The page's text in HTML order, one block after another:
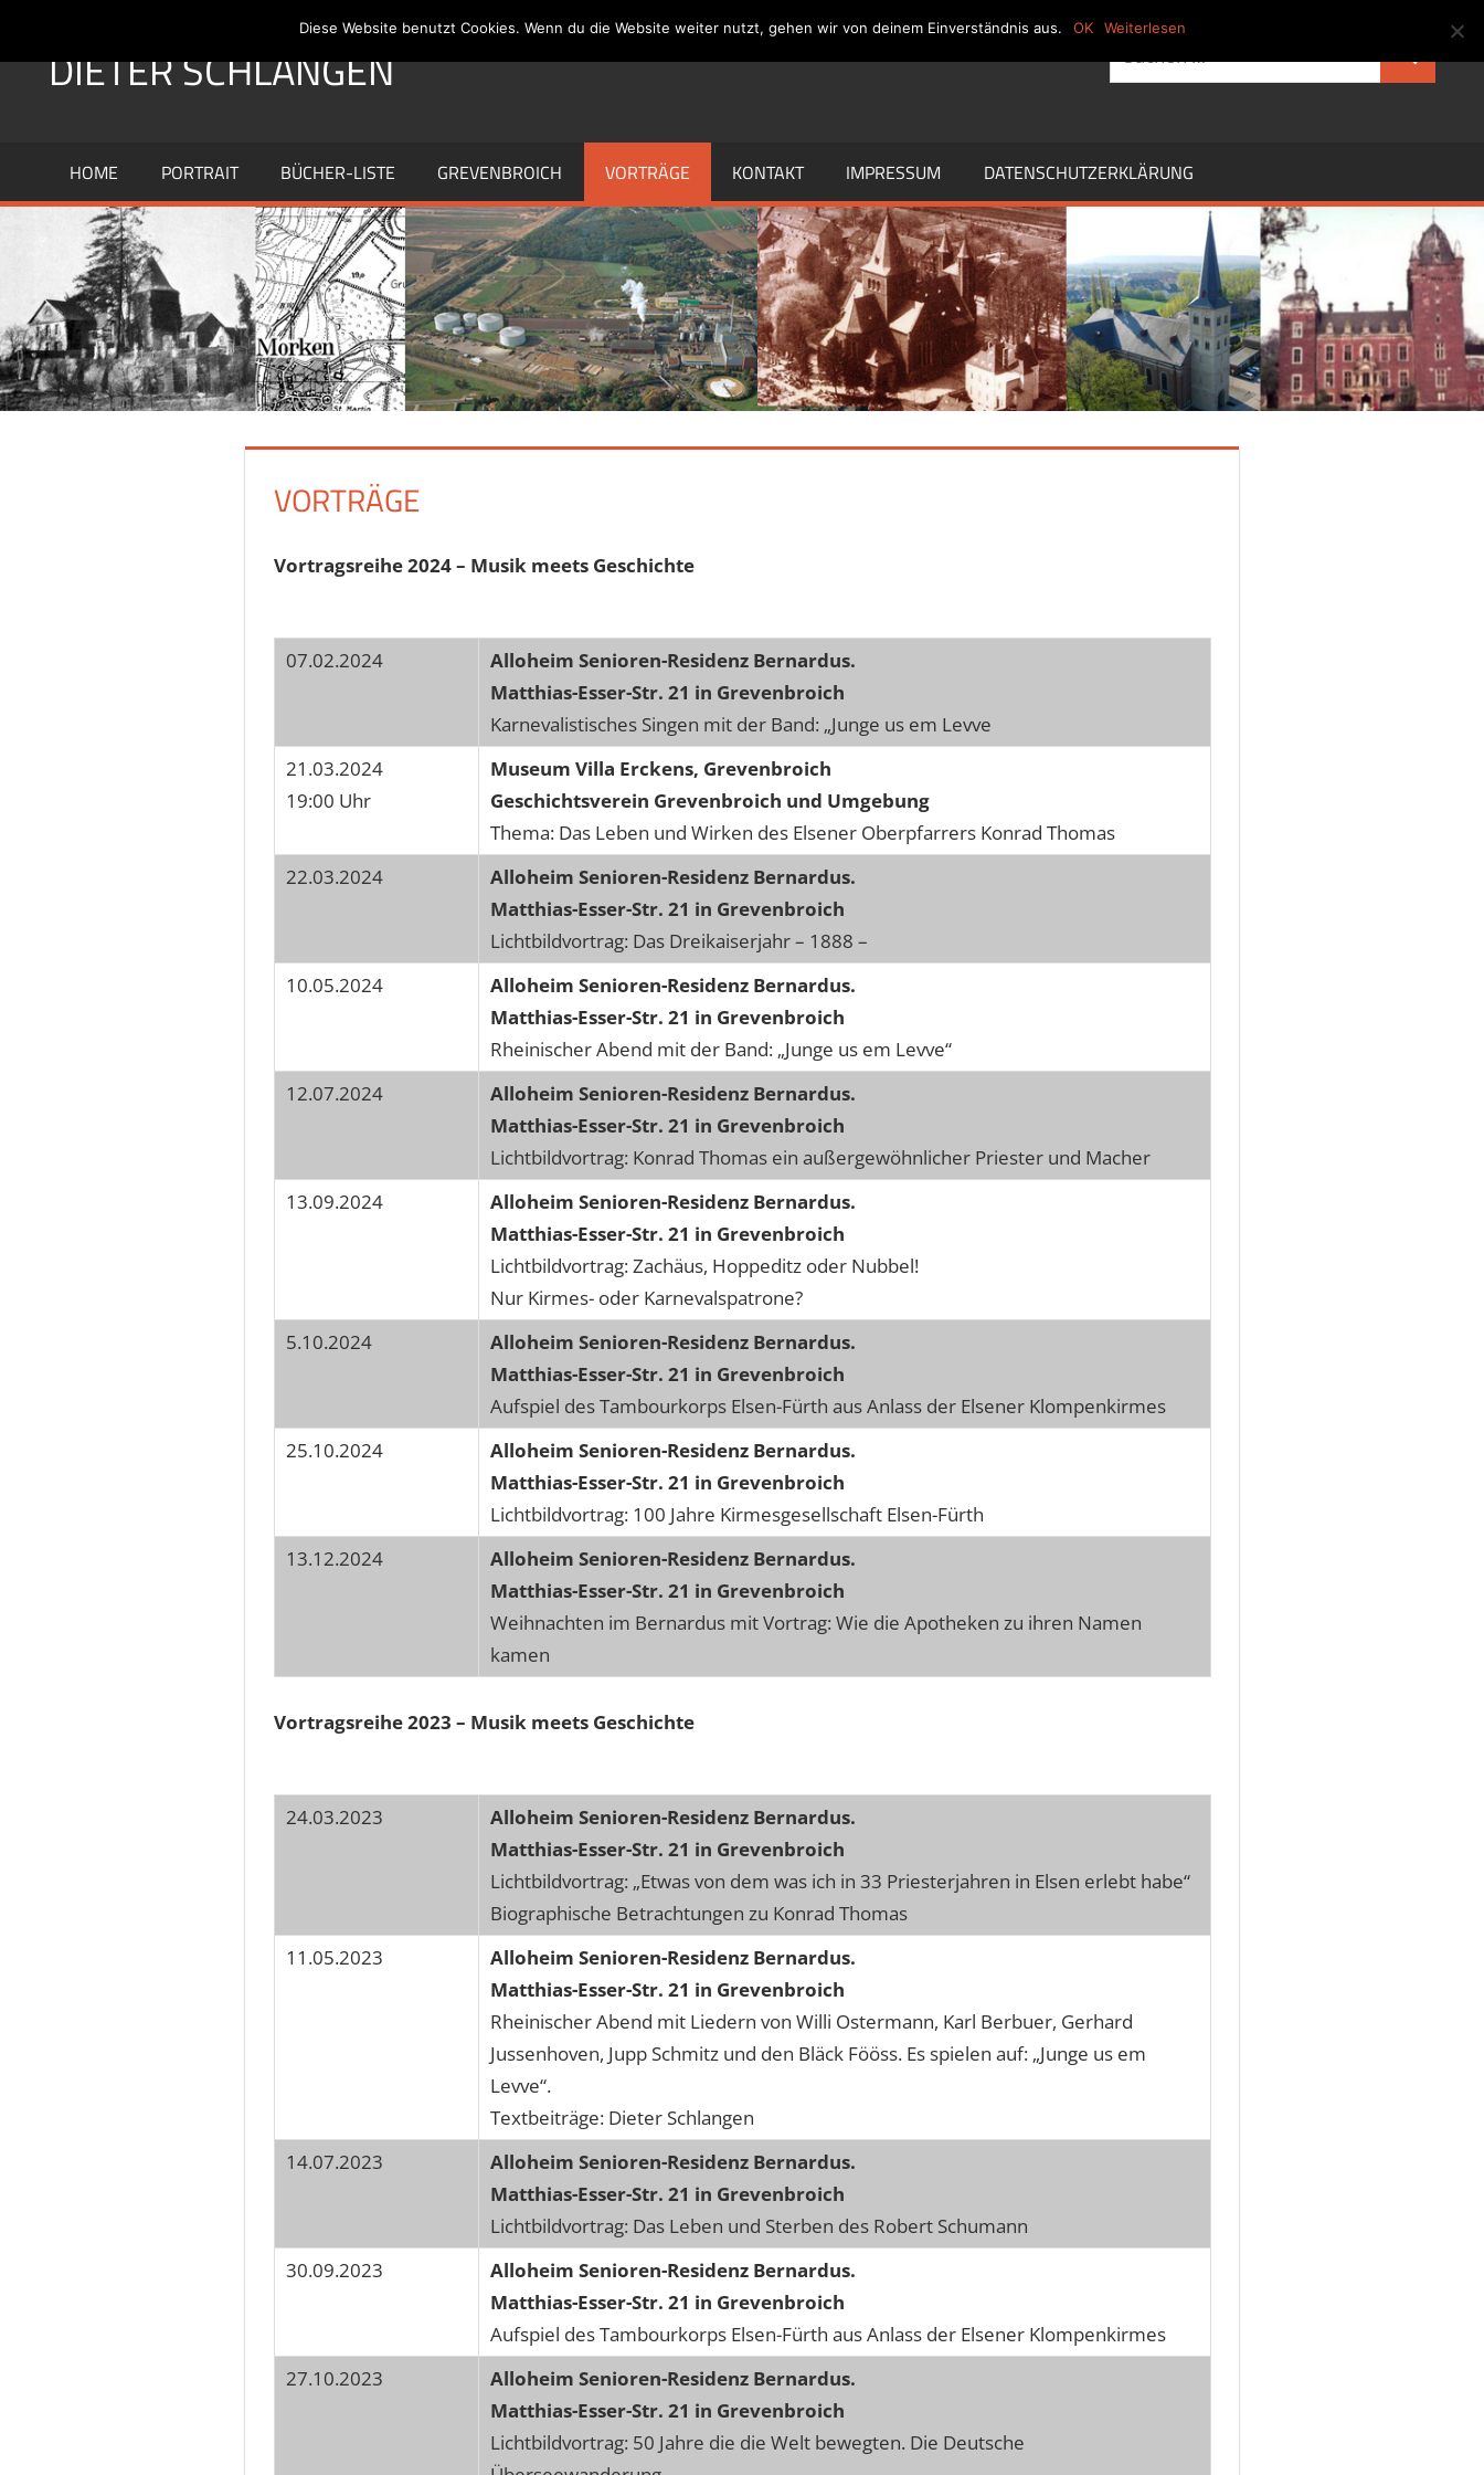
springenDIETER SCHLANGEN
Suchen
Suchen
HOME PORTRAIT BÜCHER-LISTE GREVENBROICH VORTRÄGE KONTAKT IMPRESSUM DATENSCHUTZERKLÄRUNG
VORTRÄGE
Vortragsreihe 2024 – Musik meets Geschichte
07.02.2024
Alloheim Senioren-Residenz Bernardus.
Matthias-Esser-Str. 21 in Grevenbroich
Karnevalistisches Singen mit der Band: „Junge us em Levve
21.03.2024
19:00 Uhr
Museum Villa Erckens, Grevenbroich
Geschichtsverein Grevenbroich und Umgebung
Thema: Das Leben und Wirken des Elsener Oberpfarrers Konrad Thomas
22.03.2024
Alloheim Senioren-Residenz Bernardus.
Matthias-Esser-Str. 21 in Grevenbroich
Lichtbildvortrag: Das Dreikaiserjahr – 1888 –
10.05.2024
Alloheim Senioren-Residenz Bernardus.
Matthias-Esser-Str. 21 in Grevenbroich
Rheinischer Abend mit der Band: „Junge us em Levve“
12.07.2024
Alloheim Senioren-Residenz Bernardus.
Matthias-Esser-Str. 21 in Grevenbroich
Lichtbildvortrag: Konrad Thomas ein außergewöhnlicher Priester und Macher
13.09.2024
Alloheim Senioren-Residenz Bernardus.
Matthias-Esser-Str. 21 in Grevenbroich
Lichtbildvortrag: Zachäus, Hoppeditz oder Nubbel!
Nur Kirmes- oder Karnevalspatrone?
5.10.2024
Alloheim Senioren-Residenz Bernardus.
Matthias-Esser-Str. 21 in Grevenbroich
Aufspiel des Tambourkorps Elsen-Fürth aus Anlass der Elsener Klompenkirmes
25.10.2024
Alloheim Senioren-Residenz Bernardus.
Matthias-Esser-Str. 21 in Grevenbroich
Lichtbildvortrag: 100 Jahre Kirmesgesellschaft Elsen-Fürth
13.12.2024
Alloheim Senioren-Residenz Bernardus.
Matthias-Esser-Str. 21 in Grevenbroich
Weihnachten im Bernardus mit Vortrag: Wie die Apotheken zu ihren Namen
kamen
Vortragsreihe 2023 – Musik meets Geschichte
24.03.2023
Alloheim Senioren-Residenz Bernardus.
Matthias-Esser-Str. 21 in Grevenbroich
Lichtbildvortrag: „Etwas von dem was ich in 33 Priesterjahren in Elsen erlebt habe“
Biographische Betrachtungen zu Konrad Thomas
11.05.2023
Alloheim Senioren-Residenz Bernardus.
Matthias-Esser-Str. 21 in Grevenbroich
Rheinischer Abend mit Liedern von Willi Ostermann, Karl Berbuer, Gerhard
Jussenhoven, Jupp Schmitz und den Bläck Fööss. Es spielen auf: „Junge us em
Levve“.
Textbeiträge: Dieter Schlangen
14.07.2023
Alloheim Senioren-Residenz Bernardus.
Matthias-Esser-Str. 21 in Grevenbroich
Lichtbildvortrag: Das Leben und Sterben des Robert Schumann
30.09.2023
Alloheim Senioren-Residenz Bernardus.
Matthias-Esser-Str. 21 in Grevenbroich
Aufspiel des Tambourkorps Elsen-Fürth aus Anlass der Elsener Klompenkirmes
27.10.2023
Alloheim Senioren-Residenz Bernardus.
Matthias-Esser-Str. 21 in Grevenbroich
Lichtbildvortrag: 50 Jahre die die Welt bewegten. Die Deutsche
Diese Website benutzt Cookies. Wenn du die Website weiter nutzt, gehen wir von deinem Einverständnis aus. OK Weiterlesen